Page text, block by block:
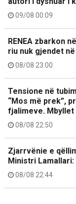
09/08 00:09
RENEA zbarkon
riu nuk gjendet
08/08 23:00
Tensione në
“Mos më prek”,
fjalimeve.
08/08 22:50
Zjarrvënie e
Ministri
08/08 22:44